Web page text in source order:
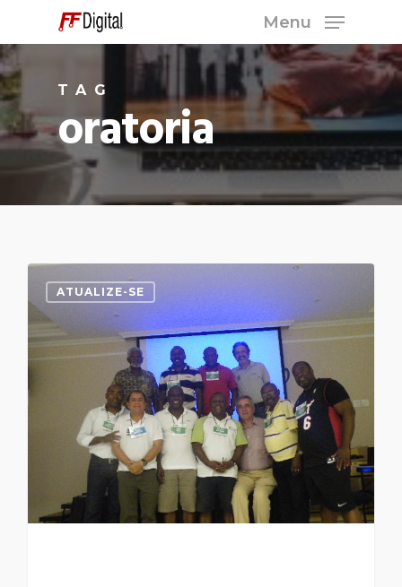
to
main
content
Menu
TAG
oratoria
ATUALIZE-SE
Close
Menu